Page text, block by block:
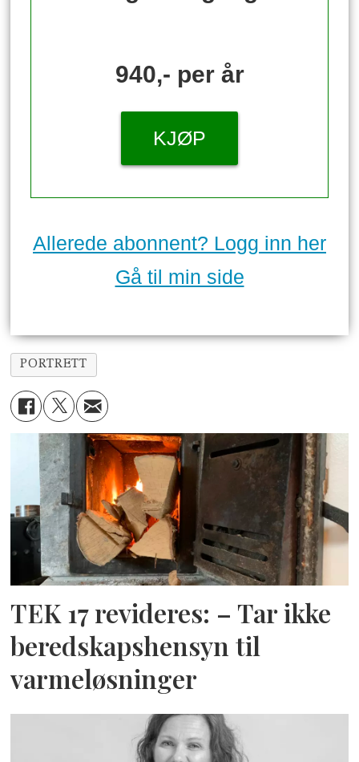
940,- per år
KJØP
Allerede abonnent? Logg inn her
Gå til min side
PORTRETT
TEK 17 revideres: – Tar ikke
beredskapshensyn til
varmeløsninger